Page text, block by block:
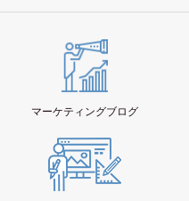
マーケティングブログ